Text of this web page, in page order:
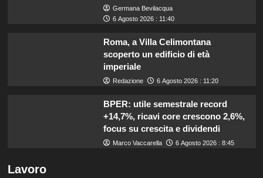
Germana Bevilacqua
6 Agosto 2026 : 11:40
Roma, a Villa Celimontana
scoperto un edificio di età
imperiale
Redazione 6 Agosto 2026 : 11:20
BPER: utile semestrale record
+14,7%, ricavi core crescono 2,6%,
focus su crescita e dividendi
Marco Vaccarella 6 Agosto 2026 : 8:45
Lavoro